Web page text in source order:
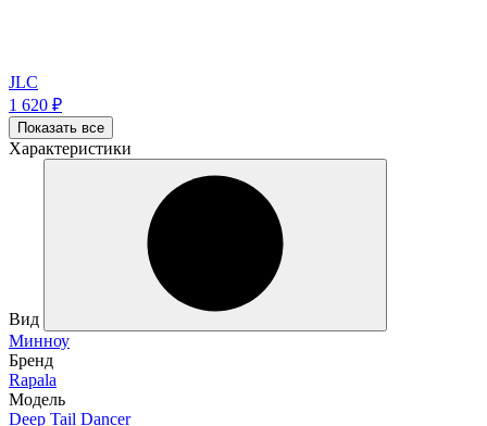
JLC
1 620 ₽
Показать все
Характеристики
Вид
Минноу
Бренд
Rapala
Модель
Deep Tail Dancer